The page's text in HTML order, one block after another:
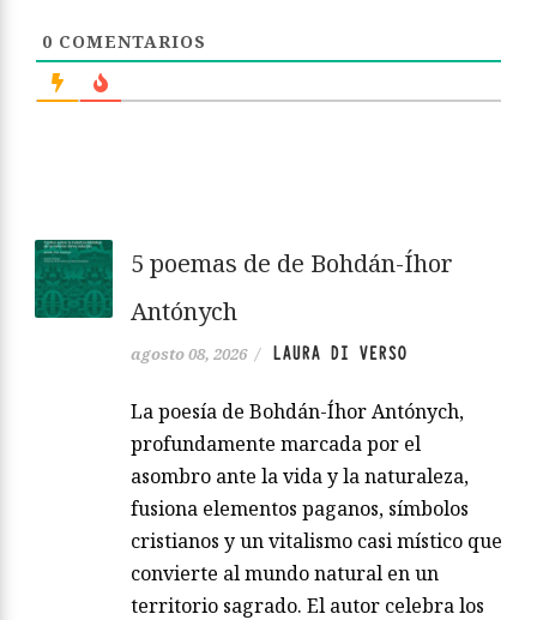
0 COMENTARIOS
5 poemas de de Bohdán-Íhor
Antónych
agosto 08, 2026 / LAURA DI VERSO
La poesía de Bohdán-Íhor Antónych,
profundamente marcada por el
asombro ante la vida y la naturaleza,
fusiona elementos paganos, símbolos
cristianos y un vitalismo casi místico que
convierte al mundo natural en un
territorio sagrado. El autor celebra los